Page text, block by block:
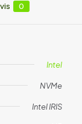
0
Intel
NVMe
Intel IRIS